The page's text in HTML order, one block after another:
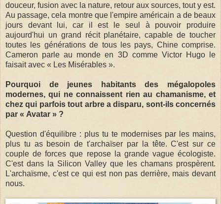
douceur, fusion avec la nature, retour aux sources, tout y est.
Au passage, cela montre que l'empire américain a de beaux
jours devant lui, car il est le seul à pouvoir produire
aujourd'hui un grand récit planétaire, capable de toucher
toutes les générations de tous les pays, Chine comprise.
Cameron parle au monde en 3D comme Victor Hugo le
faisait avec « Les Misérables ».
Pourquoi de jeunes habitants des mégalopoles
modernes, qui ne connaissent rien au chamanisme, et
chez qui parfois tout arbre a disparu, sont-ils concernés
par « Avatar » ?
Question d'équilibre : plus tu te modernises par les mains,
plus tu as besoin de t'archaïser par la tête. C'est sur ce
couple de forces que repose la grande vague écologiste.
C'est dans la Silicon Valley que les chamans prospèrent.
L'archaïsme, c'est ce qui est non pas derrière, mais devant
nous.